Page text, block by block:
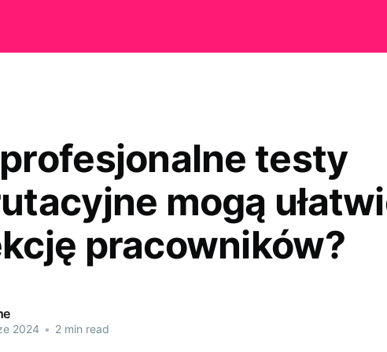
testy
mogą
pracowników?
2024 • 2 min read